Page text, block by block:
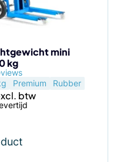
mini
kg
Premium Rubber